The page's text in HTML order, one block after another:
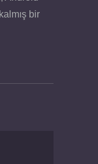
bir